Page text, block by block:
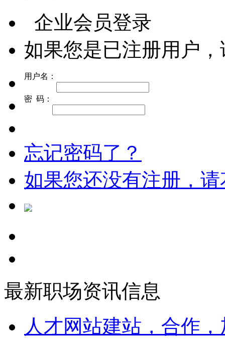
企业会员登录
如果您是已注册用户
用户名：
密 码：
忘记密码了？
如果您还没有注册，
最新职场资讯信息
人才网站建站，合作